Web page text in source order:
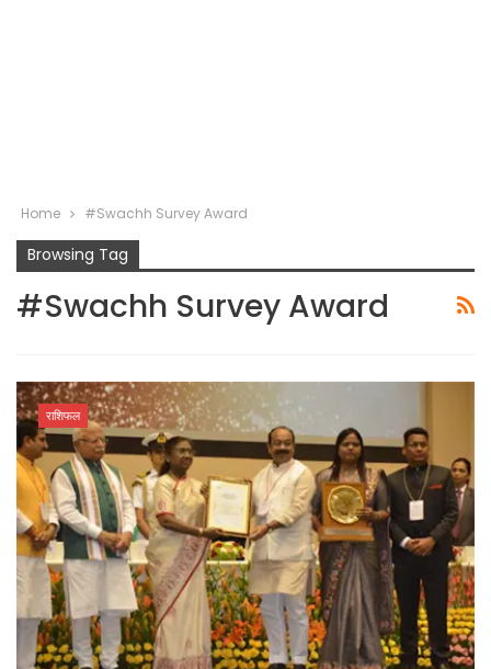
Home #Swachh Survey Award
Browsing Tag
#Swachh Survey Award
राशिफल